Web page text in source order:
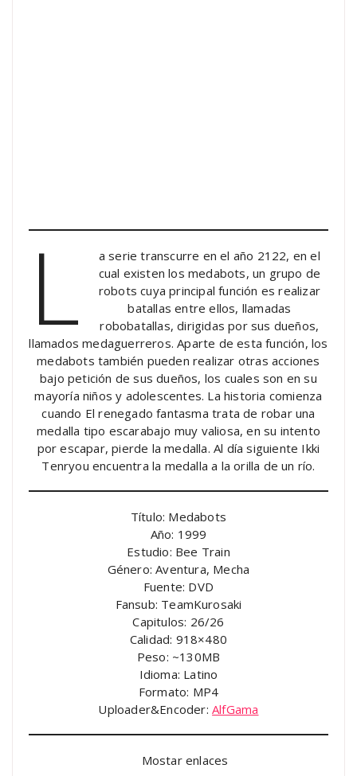
L
a serie transcurre en el año 2122, en el
cual existen los medabots, un grupo de
robots cuya principal función es realizar
batallas entre ellos, llamadas
robobatallas, dirigidas por sus dueños,
llamados medaguerreros. Aparte de esta función, los
medabots también pueden realizar otras acciones
bajo petición de sus dueños, los cuales son en su
mayoría niños y adolescentes. La historia comienza
cuando El renegado fantasma trata de robar una
medalla tipo escarabajo muy valiosa, en su intento
por escapar, pierde la medalla. Al día siguiente Ikki
Tenryou encuentra la medalla a la orilla de un río.
Título: Medabots
Año: 1999
Estudio: Bee Train
Género: Aventura, Mecha
Fuente: DVD
Fansub: TeamKurosaki
Capitulos: 26/26
Calidad: 918×480
Peso: ~130MB
Idioma: Latino
Formato: MP4
Uploader&Encoder:AlfGama
Mostar enlaces